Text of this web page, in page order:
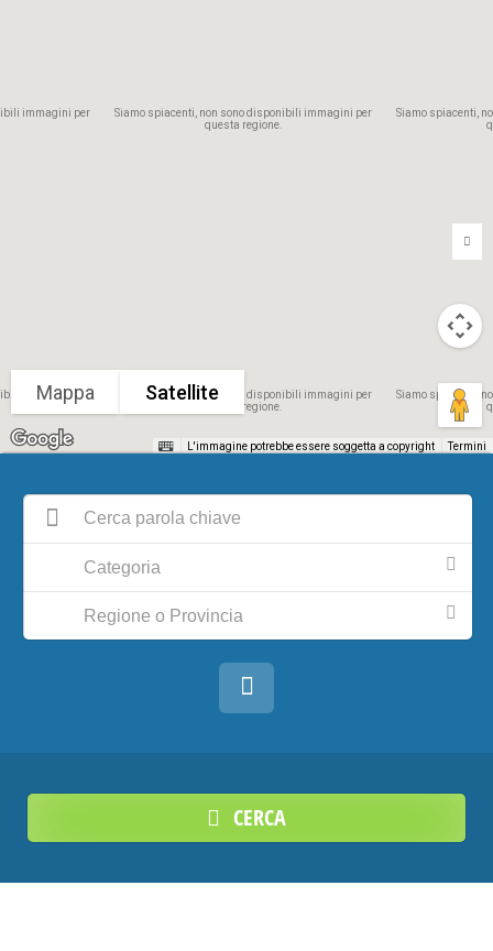
Siamo spiacenti, non sono disponibili immagini per
questa regione.
immagini per
Siamo spiacenti,
Siamo spiacenti,
Siamo spiacenti, non sono disponibili immagini per
questa regione.
immagini per
Mappa Satellite
L'immagine potrebbe essere soggetta a copyright Termini
Categoria
Regione o Provincia
CERCA